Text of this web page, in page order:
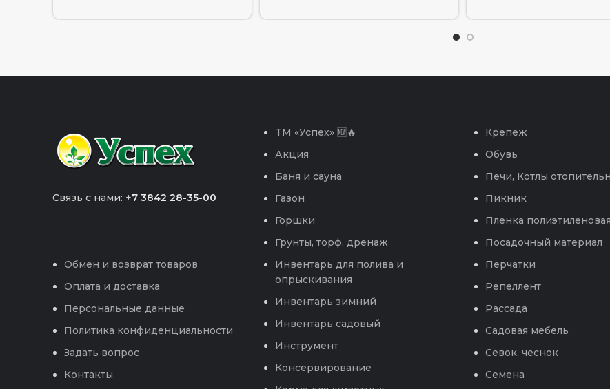
Связь с нами: +7 3842 28-35-00
Обмен и возврат товаров
Оплата и доставка
Персональные данные
Политика конфиденциальности
Задать вопрос
Контакты
TM «Успех» 🆕🔥
Акция
Баня и сауна
Газон
Горшки
Грунты, торф, дренаж
Инвентарь для полива и
опрыскивания
Инвентарь зимний
Инвентарь садовый
Инструмент
Консервирование
Крепеж
Обувь
Печи, Котлы
Пикник
Пленка полиэтиленовая
Посадочный материал
Перчатки
Репеллент
Рассада
Садовая мебель
Севок, чеснок
Семена